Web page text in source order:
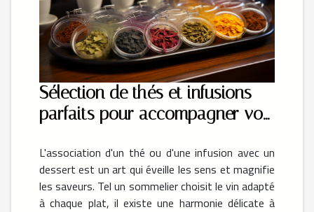
Sélection de thés et infusions
parfaits pour accompagner vos
L'association d'un thé ou d'une infusion avec un
dessert est un art qui éveille les sens et magnifie
les saveurs. Tel un sommelier choisit le vin adapté
à chaque plat, il existe une harmonie délicate à